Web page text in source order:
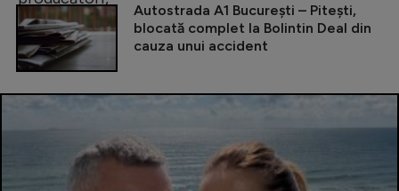
Autostrada A1 București – Pitești,
blocată complet la Bolintin Deal din
cauza unui accident